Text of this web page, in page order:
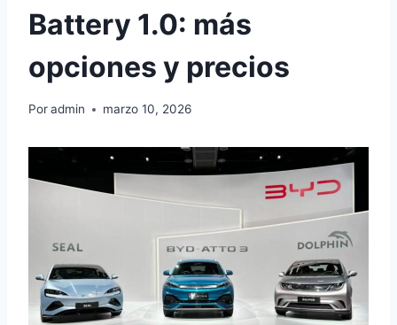
Battery 1.0: más
opciones y precios
Poradmin marzo 10, 2026